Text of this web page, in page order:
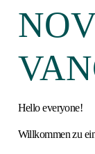
Hello everyone!
Willkommen zu